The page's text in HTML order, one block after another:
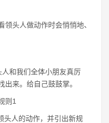
头人做动作时会悄悄地、
和我们全体小朋友真厉
来。给自己鼓鼓掌。
则1
人的动作，并引出新规